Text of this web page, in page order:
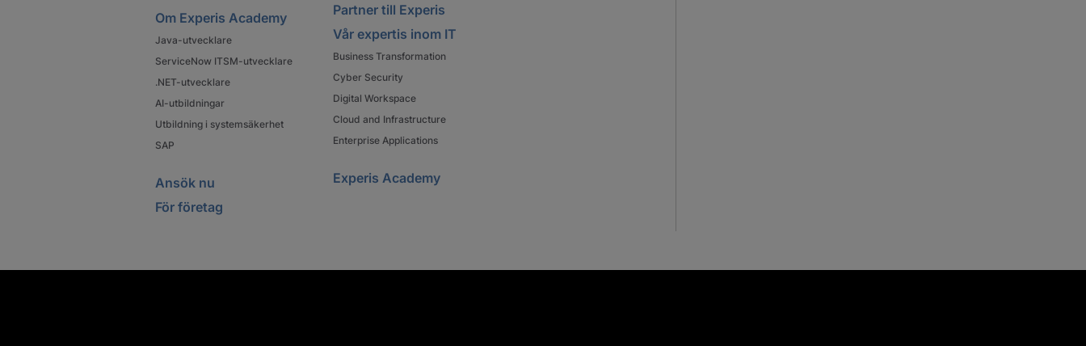
Om Experis Academy
Java-utvecklare
ServiceNow ITSM-utvecklare
.NET-utvecklare
AI-utbildningar
Utbildning i systemsäkerhet
SAP
Ansök nu
För företag
Partner till Experis
Vår expertis inom IT
Business Transformation
Cyber Security
Digital Workspace
Cloud and Infrastructure
Enterprise Applications
Experis Academy